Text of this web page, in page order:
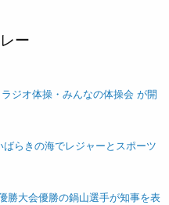
ー
ジオ体操・みんなの体操会 が開
ばらきの海でレジャーとスポーツ
勝大会優勝の鍋山選手が知事を表